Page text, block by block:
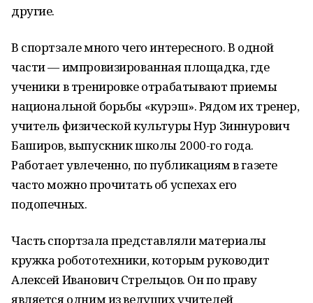
другие.
В спортзале много чего интересного. В одной
части — импровизированная площадка, где
ученики в тренировке отрабатывают приемы
национальной борьбы «курэш». Рядом их тренер,
учитель физической культуры Нур Зиннурович
Баширов, выпускник школы 2000-го года.
Работает увлеченно, по публикациям в газете
часто можно прочитать об успехах его
подопечных.
Часть спортзала представляли материалы
кружка робототехники, которым руководит
Алексей Иванович Стрельцов. Он по праву
является одним из ведущих учителей